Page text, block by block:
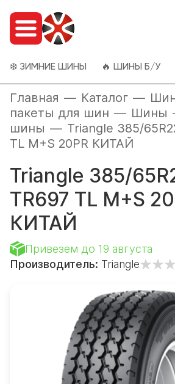
❄️ ЗИМНИЕ ШИНЫ 🔥 ШИНЫ Б/У
Главная — Каталог —
пакеты для шин — Шины
шины — Triangle 385/
TL M+S 20PR КИТАЙ
Triangle 385/
TR697 TL M+S
КИТАЙ
Привезем до 19 августа
Производитель: Triangle